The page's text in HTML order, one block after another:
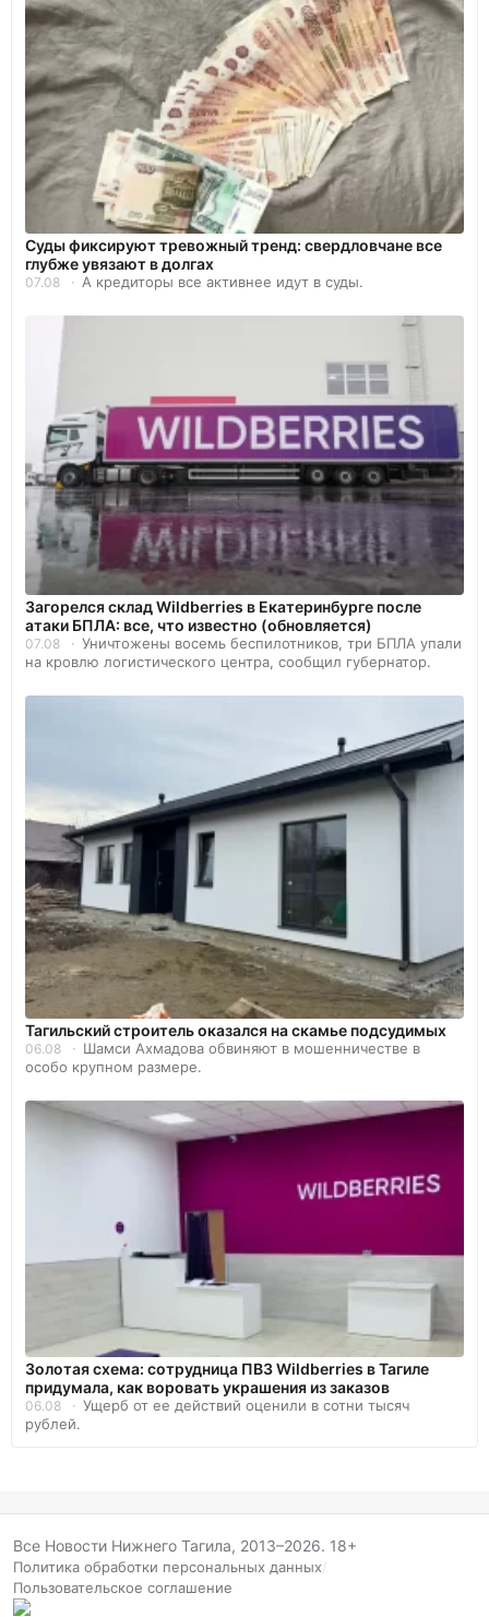
Суды фиксируют тревожный тренд: свердловчане все
глубже увязают в долгах
07.08 А кредиторы все активнее идут в суды.
Загорелся склад Wildberries в Екатеринбурге после
атаки БПЛА: все, что известно (обновляется)
07.08
Уничтожены восемь беспилотников, три БПЛА упали
на кровлю логистического центра, сообщил губернатор.
Тагильский строитель оказался на скамье подсудимых
06.08
Шамси Ахмадова обвиняют в мошенничестве в
особо крупном размере.
Золотая схема: сотрудница ПВЗ Wildberries в Тагиле
придумала, как воровать украшения из заказов
06.08
Ущерб от ее действий оценили в сотни тысяч
рублей.
Все Новости Нижнего Тагила, 2013–2026. 18+
Политика обработки персональных данных/
Пользовательское соглашение